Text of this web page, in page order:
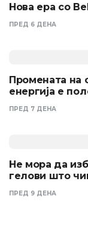
Нова ера со
ПРЕД 6 ДЕНА
Промената на
енергија е
ПРЕД 7 ДЕНА
Не мора да
гелови што
ПРЕД 9 ДЕНА